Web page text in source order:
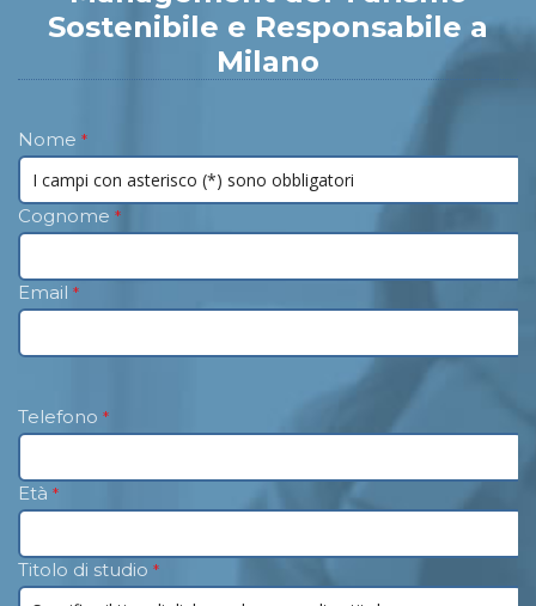
Sostenibile e Responsabile a
Milano
Nome *
Cognome *
Email *
Telefono *
Età *
Titolo di studio *